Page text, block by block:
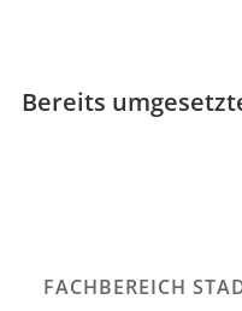
Bereits
FACHBEREICH